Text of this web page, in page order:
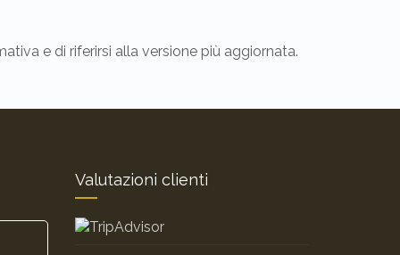
e di riferirsi alla versione più aggiornata.
Valutazioni clienti